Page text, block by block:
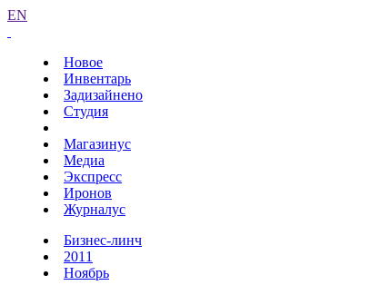
EN
Новое
Инвентарь
Задизайнено
Студия
Магазинус
Медиа
Экспресс
Иронов
Журналус
Бизнес-линч
2011
Ноябрь